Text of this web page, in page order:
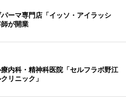
ーマ専門店「イッソ・アイラッシ
が開業
内科・精神科医院「セルフラボ野江
リニック」